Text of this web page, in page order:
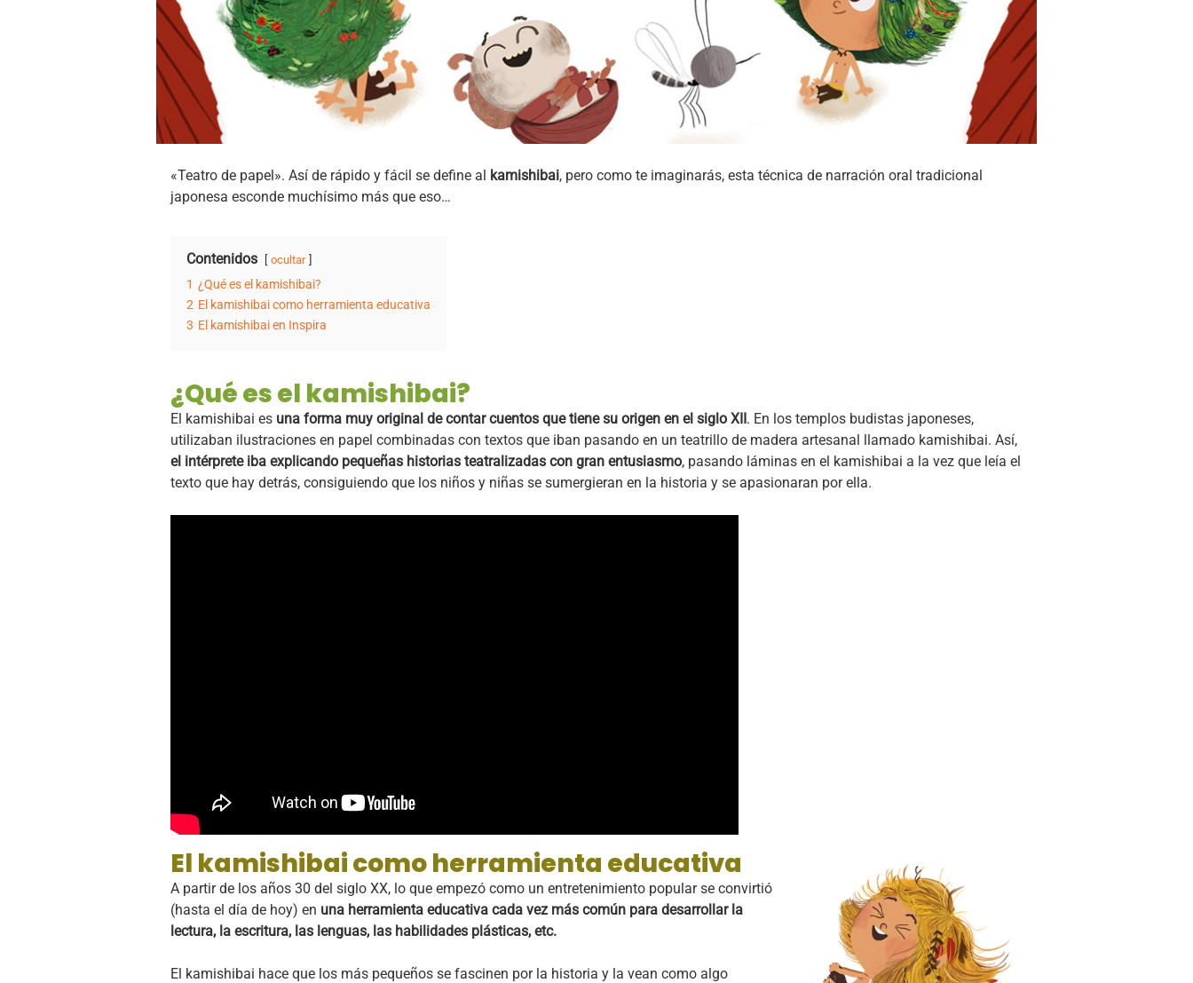
«Teatro de papel». Así de rápido y fácil se define al kamishibai, pero como te imaginarás, esta técnica de narración oral tradicional
japonesa esconde muchísimo más que eso…
Contenidos ocultar
1 ¿Qué es el kamishibai?
2 El kamishibai como herramienta educativa
3 El kamishibai en Inspira
¿Qué es el kamishibai?
El kamishibai es una forma muy original de contar cuentos que tiene su origen en el siglo XII. En los templos budistas japoneses,
utilizaban ilustraciones en papel combinadas con textos que iban pasando en un teatrillo de madera artesanal llamado kamishibai. Así,
el intérprete iba explicando pequeñas historias teatralizadas con gran entusiasmo, pasando láminas en el kamishibai a la vez que leía el
texto que hay detrás, consiguiendo que los niños y niñas se sumergieran en la historia y se apasionaran por ella.
El kamishibai como herramienta educativa
A partir de los años 30 del siglo XX, lo que empezó como un entretenimiento popular se convirtió
(hasta el día de hoy) en una herramienta educativa cada vez más común para desarrollar la
lectura, la escritura, las lenguas, las habilidades plásticas, etc.
El kamishibai hace que los más pequeños se fascinen por la historia y la vean como algo